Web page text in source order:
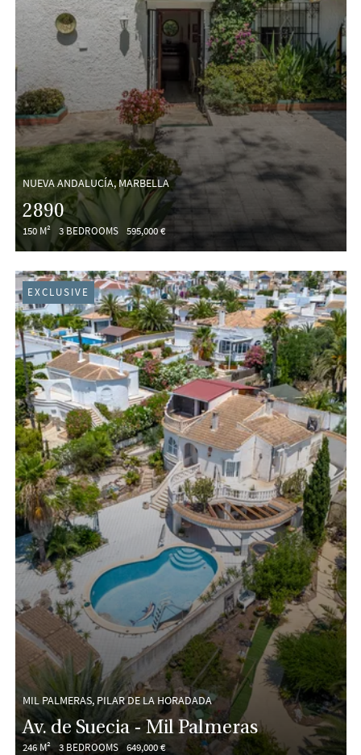
NUEVA ANDALUCÍA, MARBELLA
2890
150 M² 3 BEDROOMS 595,000 €
MIL PALMERAS, PILAR DE LA HORADADA
Av. de Suecia - Mil Palmeras
246 M² 3 BEDROOMS 649,000 €
EXCLUSIVE